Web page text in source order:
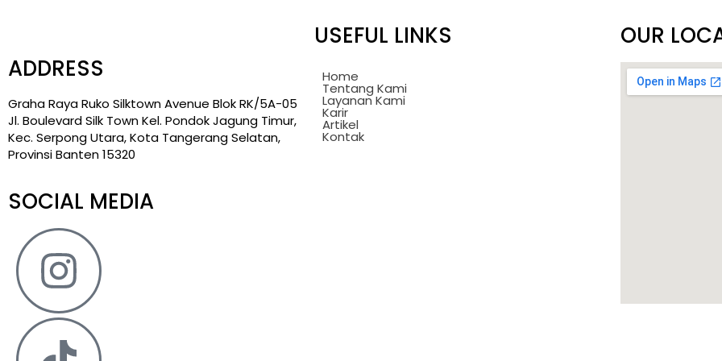
ADDRESS
Graha Raya Ruko Silktown Avenue Blok RK/5A-05
Jl. Boulevard Silk Town Kel. Pondok Jagung Timur,
Kec. Serpong Utara, Kota Tangerang Selatan,
Provinsi Banten 15320
SOCIAL MEDIA
USEFUL LINKS
Home
Tentang Kami
Layanan Kami
Karir
Artikel
Kontak
OUR